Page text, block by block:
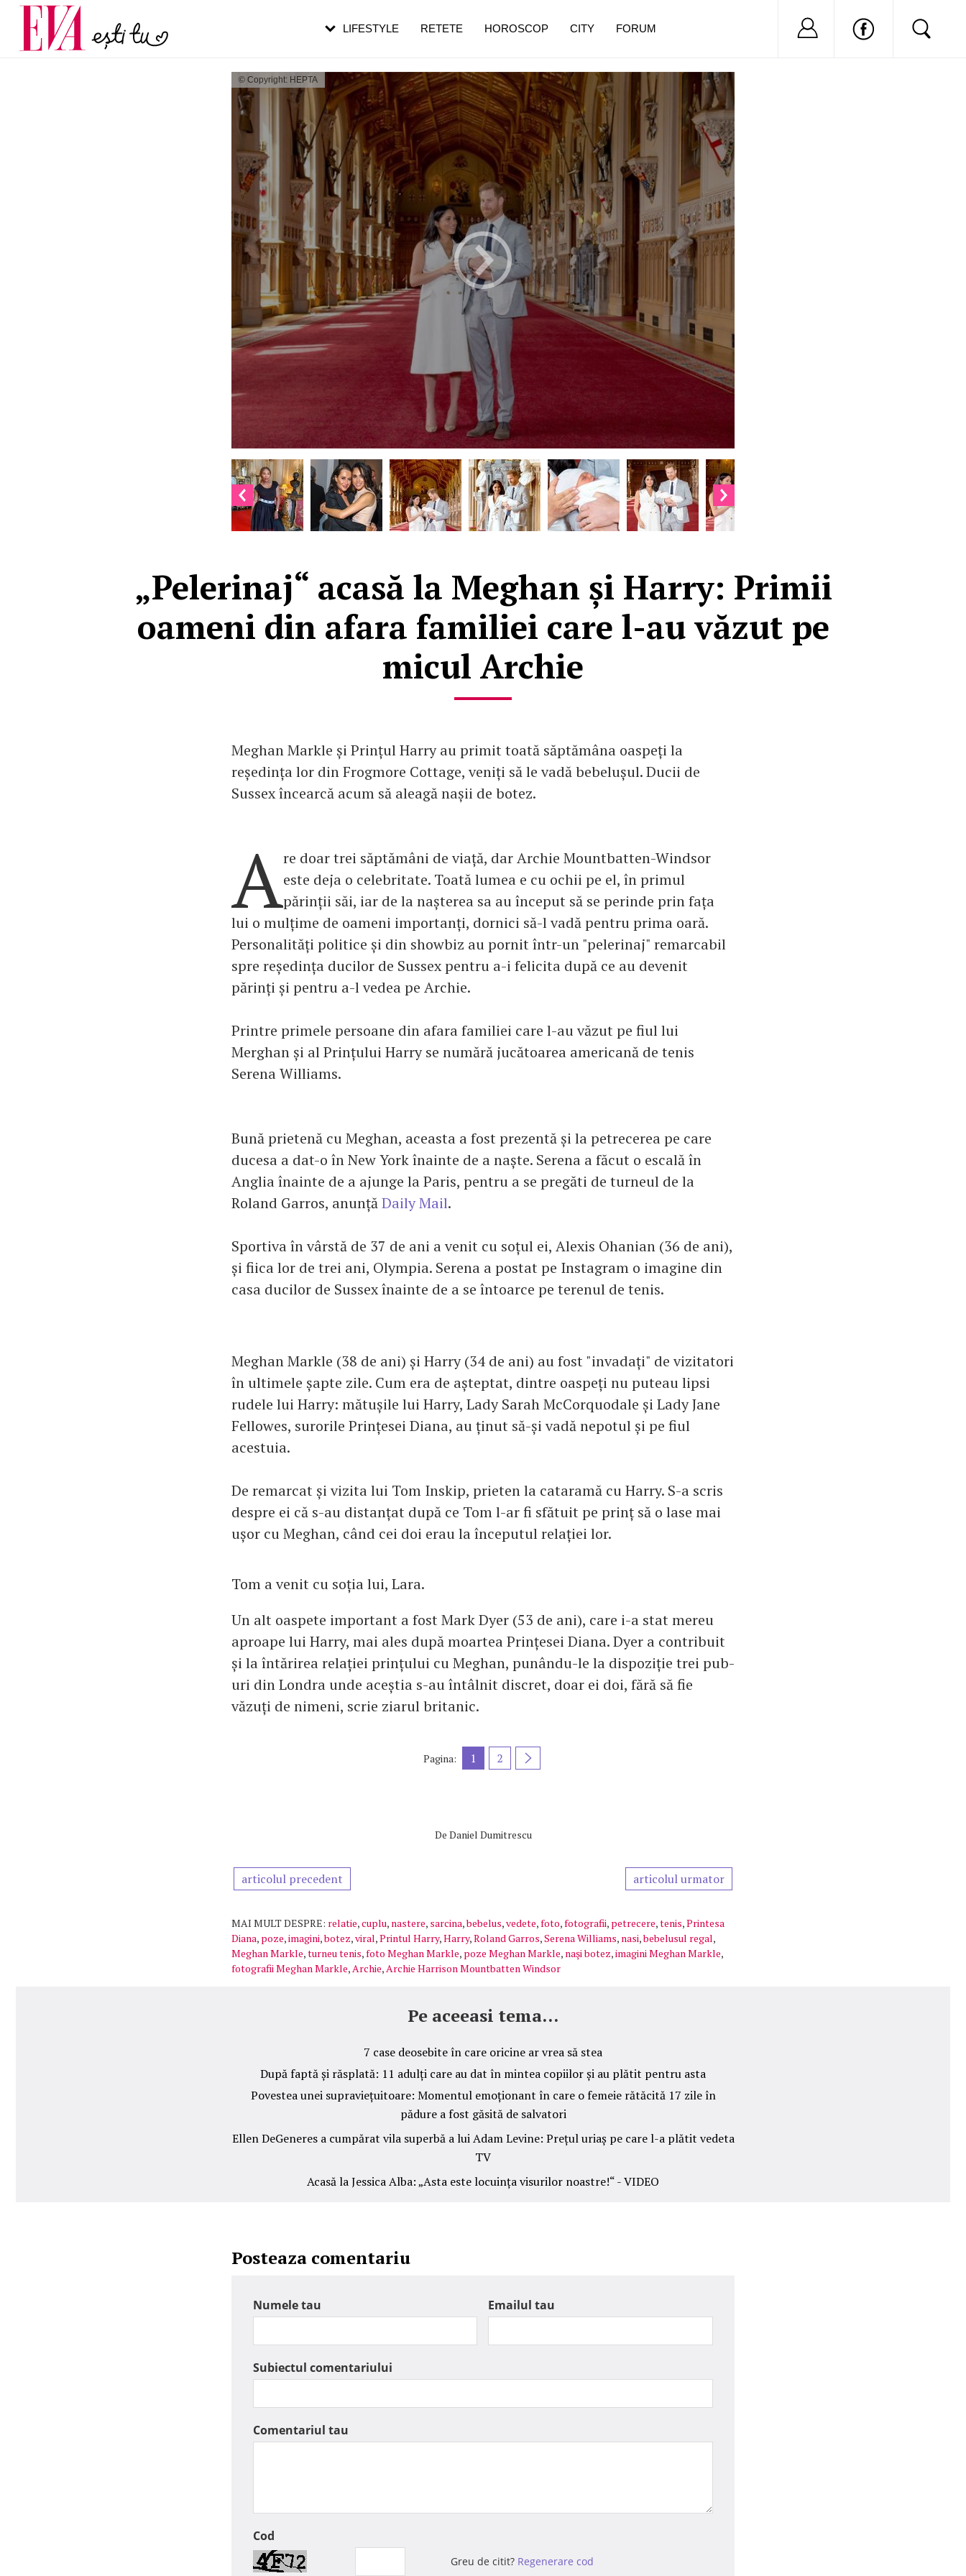
© Copyright: HEPTA
„Pelerinaj“ acasă la Meghan și Harry: Primii
oameni din afara familiei care l-au văzut pe
micul Archie
Meghan Markle și Prințul Harry au primit toată săptămâna oaspeți la
reședința lor din Frogmore Cottage, veniți să le vadă bebelușul. Ducii de
Sussex încearcă acum să aleagă nașii de botez.
Are doar trei săptămâni de viață, dar Archie Mountbatten-Windsor
este deja o celebritate. Toată lumea e cu ochii pe el, în primul
părinții săi, iar de la nașterea sa au început să se perinde prin fața
lui o mulțime de oameni importanți, dornici să-l vadă pentru prima oară.
Personalități politice și din showbiz au pornit într-un "pelerinaj" remarcabil
spre reședința ducilor de Sussex pentru a-i felicita după ce au devenit
părinți și pentru a-l vedea pe Archie.
Printre primele persoane din afara familiei care l-au văzut pe fiul lui
Merghan și al Prințului Harry se numără jucătoarea americană de tenis
Serena Williams.
Bună prietenă cu Meghan, aceasta a fost prezentă și la petrecerea pe care
ducesa a dat-o în New York înainte de a naște. Serena a făcut o escală în
Anglia înainte de a ajunge la Paris, pentru a se pregăti de turneul de la
Roland Garros, anunțăDaily Mail.
Sportiva în vârstă de 37 de ani a venit cu soțul ei, Alexis Ohanian (36 de ani),
și fiica lor de trei ani, Olympia. Serena a postat pe Instagram o imagine din
casa ducilor de Sussex înainte de a se întoarce pe terenul de tenis.
Meghan Markle (38 de ani) și Harry (34 de ani) au fost "invadați" de vizitatori
în ultimele șapte zile. Cum era de așteptat, dintre oaspeți nu puteau lipsi
rudele lui Harry: mătușile lui Harry, Lady Sarah McCorquodale și Lady Jane
Fellowes, surorile Prințesei Diana, au ținut să-și vadă nepotul și pe fiul
acestuia.
De remarcat și vizita lui Tom Inskip, prieten la cataramă cu Harry. S-a scris
despre ei că s-au distanțat după ce Tom l-ar fi sfătuit pe prinț să o lase mai
ușor cu Meghan, când cei doi erau la începutul relației lor.
Tom a venit cu soția lui, Lara.
Un alt oaspete important a fost Mark Dyer (53 de ani), care i-a stat mereu
aproape lui Harry, mai ales după moartea Prințesei Diana. Dyer a contribuit
și la întărirea relației prințului cu Meghan, punându-le la dispoziție trei pub-
uri din Londra unde aceștia s-au întâlnit discret, doar ei doi, fără să fie
văzuți de nimeni, scrie ziarul britanic.
Pagina: 1 2
De Daniel Dumitrescu
articolul precedent articolul urmator
MAI MULT DESPRE: relatie,cuplu, nastere, sarcina,bebelus,vedete,foto,fotografii, petrecere,tenis,Printesa
Diana, poze,imagini,botez,viral,Printul Harry,Harry,Roland Garros,Serena Williams, nasi,bebelusul regal,
Meghan Markle,turneu tenis,foto Meghan Markle, poze Meghan Markle, naşi botez,imagini Meghan Markle,
fotografii Meghan Markle,Archie,Archie Harrison Mountbatten Windsor
Pe aceeasi tema...
7 case deosebite în care oricine ar vrea să stea
După faptă și răsplată: 11 adulți care au dat în mintea copiilor și au plătit pentru asta
Povestea unei supraviețuitoare: Momentul emoționant în care o femeie rătăcită 17 zile în
pădure a fost găsită de salvatori
Ellen DeGeneres a cumpărat vila superbă a lui Adam Levine: Prețul uriaș pe care l-a plătit vedeta
TV
Acasă la Jessica Alba: „Asta este locuința visurilor noastre!“ - VIDEO
Posteaza comentariu
Numele tau Emailul tau
Subiectul comentariului
Comentariul tau
Cod
Greu de citit? Regenerare cod
LIFESTYLE RETETE HOROSCOP CITY FORUM Nu ai cont?
Carieră
Actualitate
pe măsură ce înaintezi în vârstă
de dureroasă este investigația